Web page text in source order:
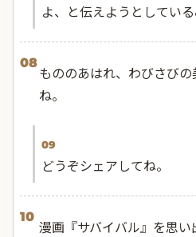
よ、と伝えようとしてい
08
もののあはれ、わびさび
ね。
09
どうぞシェアしてね。
10
漫画『サバイバル』を思い